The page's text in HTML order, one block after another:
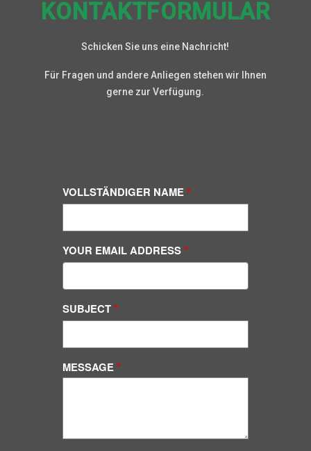
KONTAKTFORMULAR
Schicken Sie uns eine Nachricht!
Für Fragen und andere Anliegen stehen wir Ihnen
gerne zur Verfügung.
VOLLSTÄNDIGER NAME
YOUR EMAIL ADDRESS
SUBJECT
MESSAGE